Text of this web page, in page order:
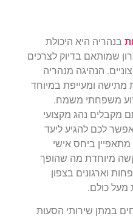
בנהריה היא היכולת
שמותאם בדיוק לצרכים
הנהיגה מנהריה
מתישה ומעייפת במיוחד
משפחתי משמח.
מקבלים נהג מקצועי
לכם להגיע ליעד
מתאפיין ביחס אישי
מיוחדת מה שהופך
וארגונים בצפון
כולם.
במתן שירותי הסעות